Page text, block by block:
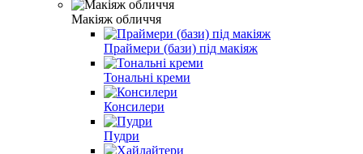
Макіяж обличчя
Праймери (бази) під макіяж
Тональні креми
Консилери
Пудри